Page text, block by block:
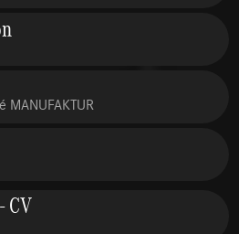
CV